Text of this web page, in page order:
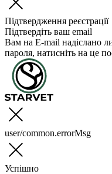
Підтвердження реєстрації
Підтвердіть ваш email
Вам на E-mail надіслано
пароля, натисніть на це
user/common.errorMsg
Успішно